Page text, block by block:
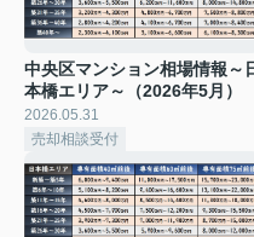
中央区マンション相場情報～
本橋エリア～（2026年5月）
2026.05.31
売却相談受付